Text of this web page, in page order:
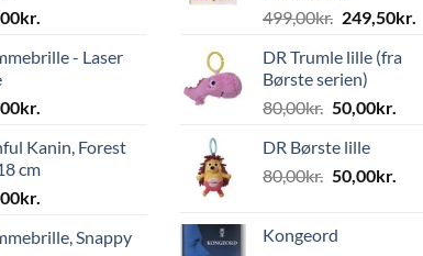
kr.
- Laser
kr.
Kanin, Forest
cm
kr.
Snappy
499,00kr. Den
pris
var:
499,00kr..
249,50kr.
DR Trumle lille (fra
Børste serien)
80,00kr. Den
pris
var:
50,00kr.
DR Børste lille
80,00kr. Den
var:
50,00kr.
Kongeord